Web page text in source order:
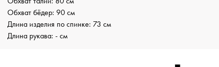
Обхват бёдер: 90 см
Длина изделия по спинке: 73 см
Длина рукава: - см